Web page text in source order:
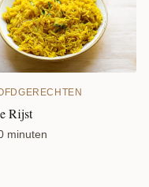
Rijst
minuten